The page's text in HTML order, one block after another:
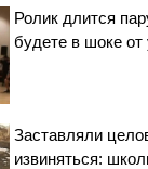
Ролик длится
будете в шоке от
Заставляли
извиняться: